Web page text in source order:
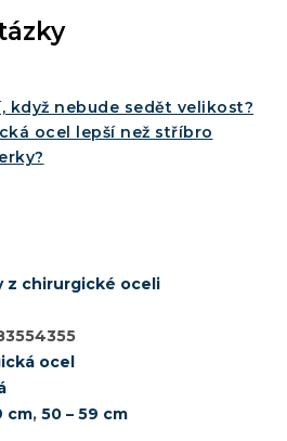
když nebude sedět velikost?
ocel lepší než stříbro
z chirurgické oceli
ocel
cm, 50 – 59 cm